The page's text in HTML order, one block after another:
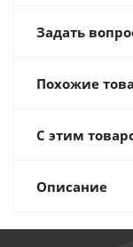
Задать
Похожие
С этим
Описание